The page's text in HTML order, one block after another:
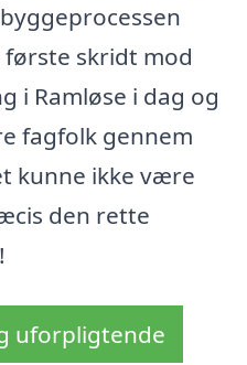
skridt mod
i Ramløse i dag og
fagfolk gennem
kunne ikke være
den rette
uforpligtende